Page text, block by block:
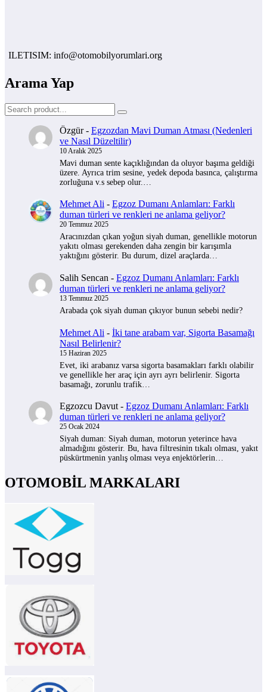
info@otomobilyorumlari.org
Arama Yap
Özgür- Egzozdan Mavi Duman Atması (Nedenleri
ve Nasıl Düzeltilir)
10 Aralık 2025
Mavi duman sente kaçıklığından da oluyor başıma geldiği
üzere. Ayrıca trim sesine, yedek depoda basınca, çalıştırma
zorluğuna v.s sebep olur.…
Mehmet Ali - Egzoz Dumanı Anlamları: Farklı
duman türleri ve renkleri ne anlama geliyor?
20 Temmuz 2025
Aracınızdan çıkan yoğun siyah duman, genellikle motorun
yakıtı olması gerekenden daha zengin bir karışımla
yaktığını gösterir. Bu durum, dizel araçlarda…
Salih Sencan - Egzoz Dumanı Anlamları: Farklı
duman türleri ve renkleri ne anlama geliyor?
13 Temmuz 2025
Arabada çok siyah duman çıkıyor bunun sebebi nedir?
Mehmet Ali - İki tane arabam var, Sigorta Basamağı
Nasıl Belirlenir?
15 Haziran 2025
Evet, iki arabanız varsa sigorta basamakları farklı olabilir
ve genellikle her araç için ayrı ayrı belirlenir. Sigorta
basamağı, zorunlu trafik…
Egzozcu Davut - Egzoz Dumanı Anlamları: Farklı
duman türleri ve renkleri ne anlama geliyor?
25 Ocak 2024
Siyah duman: Siyah duman, motorun yeterince hava
almadığını gösterir. Bu, hava filtresinin tıkalı olması, yakıt
püskürtmenin yanlış olması veya enjektörlerin…
OTOMOBİL MARKALARI